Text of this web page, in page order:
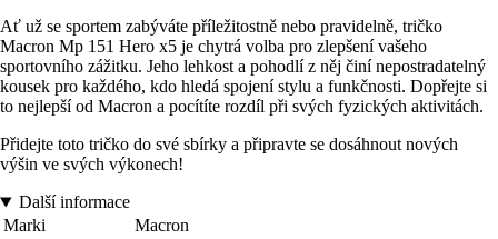
Ať už se sportem zabýváte příležitostně nebo pravidelně, tričko
Macron Mp 151 Hero x5 je chytrá volba pro zlepšení vašeho
sportovního zážitku. Jeho lehkost a pohodlí z něj činí nepostradatelný
kousek pro každého, kdo hledá spojení stylu a funkčnosti. Dopřejte si
to nejlepší od Macron a pocítíte rozdíl při svých fyzických aktivitách.
Přidejte toto tričko do své sbírky a připravte se dosáhnout nových
výšin ve svých výkonech!
Další informace
Marki
Macron